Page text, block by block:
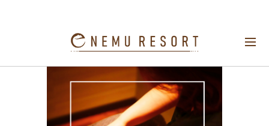
＼パワーナップでリフレッシュ／